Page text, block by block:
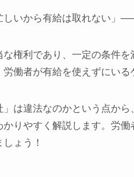
しいから有給は取れない」
権利であり、一定の条件
働者が有給を使えずにいる
は違法なのかという点か
りやすく解説します。労
ょう！